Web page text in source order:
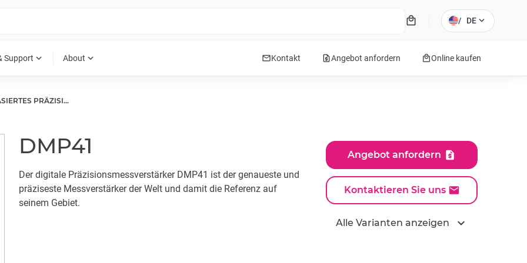
local_mall / DE expand_more
Support expand_more About expand_more mailKontakt request_quoteAngebot anfordern local_mallOnline kaufen
DMS-BASIERTES PRÄZISIONSMESSGERÄT
DMP41
Der digitale Präzisionsmessverstärker DMP41 ist der genaueste und
präziseste Messverstärker der Welt und damit die Referenz auf
seinem Gebiet.
Angebot anfordern
Kontaktieren Sie uns
Alle Varianten anzeigen expand_more